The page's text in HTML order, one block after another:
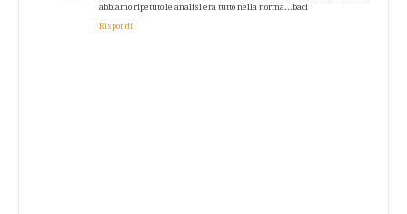
abbiamo ripetuto le analisi era tutto nella norma...baci
Rispondi